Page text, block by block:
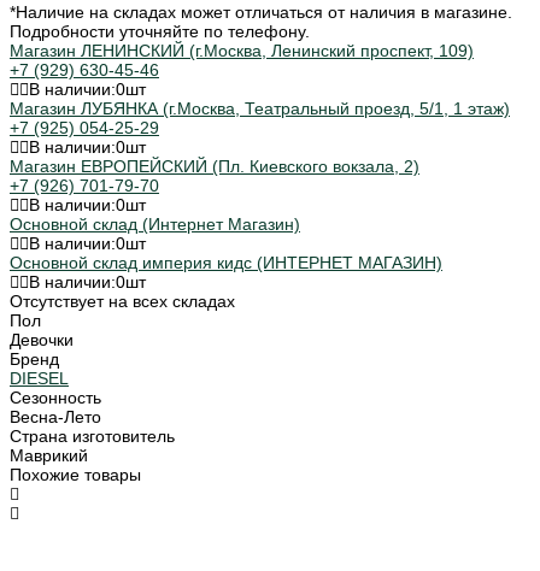
*Наличие на складах может отличаться от наличия в магазине.
Подробности уточняйте по телефону.
Магазин ЛЕНИНСКИЙ (г.Москва, Ленинский проспект, 109)
+7 (929) 630-45-46
В наличии:0шт
Магазин ЛУБЯНКА (г.Москва, Театральный проезд, 5/1, 1 этаж)
+7 (925) 054-25-29
В наличии:0шт
Магазин ЕВРОПЕЙСКИЙ (Пл. Киевского вокзала, 2)
+7 (926) 701-79-70
В наличии:0шт
Основной склад (Интернет Магазин)
В наличии:0шт
Основной склад империя кидс (ИНТЕРНЕТ МАГАЗИН)
В наличии:0шт
Отсутствует на всех складах
Пол
Девочки
Бренд
DIESEL
Сезонность
Весна-Лето
Страна изготовитель
Маврикий
Похожие товары